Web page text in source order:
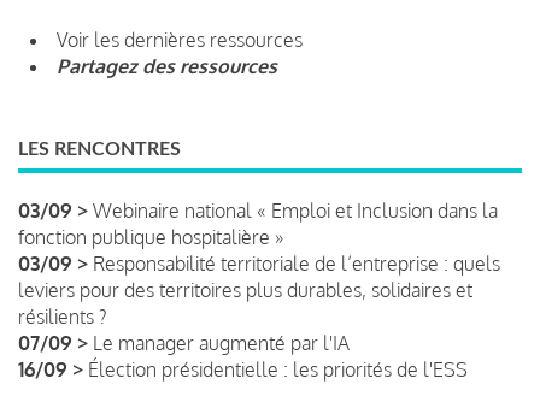
Voir les dernières ressources
Partagez des ressources
LES RENCONTRES
03/09 > Webinaire national « Emploi et Inclusion dans la
fonction publique hospitalière »
03/09 > Responsabilité territoriale de l’entreprise : quels
leviers pour des territoires plus durables, solidaires et
résilients ?
07/09 > Le manager augmenté par l'IA
16/09 > Élection présidentielle : les priorités de l'ESS